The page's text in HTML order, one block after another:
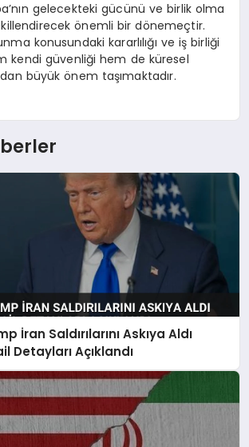
gelecekteki gücünü ve birlik olma
önemli bir dönemeçtir.
konusundaki kararlılığı ve iş birliği
kendi güvenliği hem de küresel
büyük önem taşımaktadır.
İran Saldırılarını Askıya Aldı
Detayları Açıklandı